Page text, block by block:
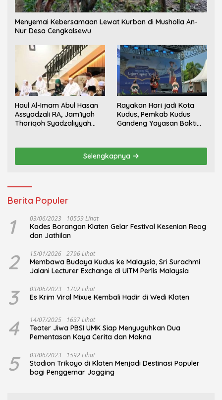
Menyemai Kebersamaan Lewat Kurban di Musholla An-
Nur Desa Cengkalsewu
Haul Al-Imam Abul Hasan
Assyadzali RA, Jam’iyah
Thoriqoh Syadzaliyyah
Rayakan Hari jadi Kota
Kudus, Pemkab Kudus
Gandeng Yayasan Bakti
Selengkapnya
Berita Populer
1 03/06/2023 10559 Lihat
Kades Borangan Klaten Gelar Festival Kesenian Reog
dan Jathilan
2 15/01/2026 2796 Lihat
Membawa Budaya Kudus ke Malaysia, Sri Surachmi
Jalani Lecturer Exchange di UiTM Perlis Malaysia
3 03/06/2023 1702 Lihat
Es Krim Viral Mixue Kembali Hadir di Wedi Klaten
4 14/07/2025 1637 Lihat
Teater Jiwa PBSI UMK Siap Menyuguhkan Dua
Pementasan Kaya Cerita dan Makna
5 03/06/2023 1592 Lihat
Stadion Trikoyo di Klaten Menjadi Destinasi Populer
bagi Penggemar Jogging